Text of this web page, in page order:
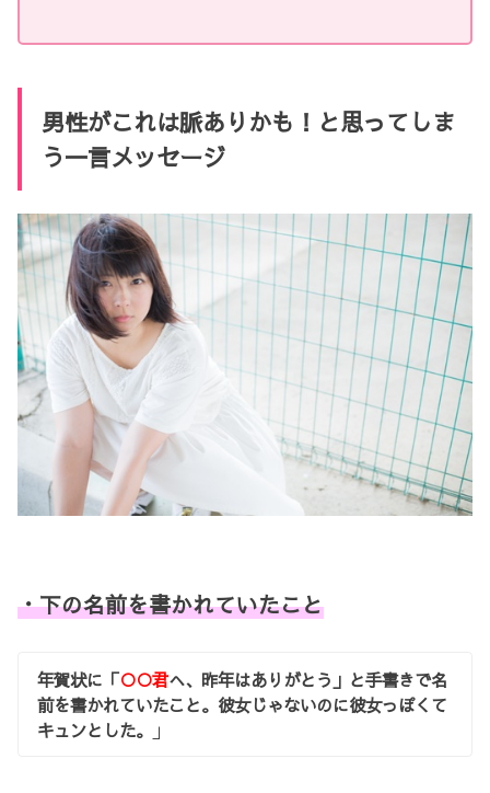
男性がこれは脈ありかも！と思ってしま
う一言メッセージ
・下の名前を書かれていたこと
年賀状に「○○君へ、昨年はありがとう」と手書きで名
前を書かれていたこと。彼女じゃないのに彼女っぽくて
キュンとした。
」